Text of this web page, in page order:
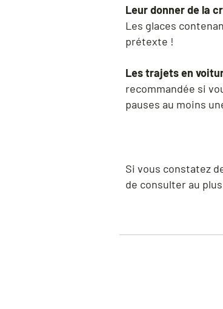
Leur donner de la
Les glaces
prétexte !
Les trajets en
recommandée si
pauses au moins
Si vous constatez
de consulter au